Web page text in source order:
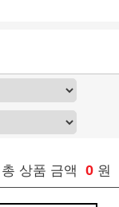
총 상품 금액 0 원